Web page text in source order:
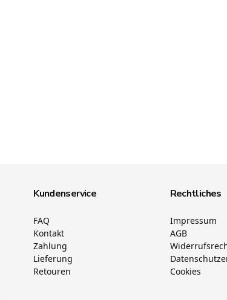
Kundenservice
FAQ
Kontakt
Zahlung
Lieferung
Retouren
Rechtliches
Impressum
AGB
Cookies